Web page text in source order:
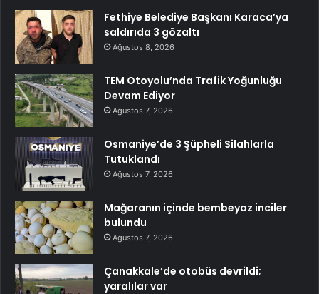
Fethiye Belediye Başkanı Karaca’ya
saldırıda 3 gözaltı
Ağustos 8, 2026
TEM Otoyolu’nda Trafik Yoğunluğu
Devam Ediyor
Ağustos 7, 2026
Osmaniye’de 3 Şüpheli Silahlarla
Tutuklandı
Ağustos 7, 2026
Mağaranın içinde bembeyaz inciler
bulundu
Ağustos 7, 2026
Çanakkale’de otobüs devrildi;
yaralılar var